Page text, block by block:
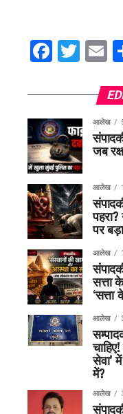
आलेख
जब
आलेख
पर
आलेख
सत्ता
‘सत्ता
आलेख
सेवा’
में?
आलेख